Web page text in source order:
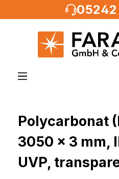
05242
Polycarbonat
3050 x 3 mm,
UVP,